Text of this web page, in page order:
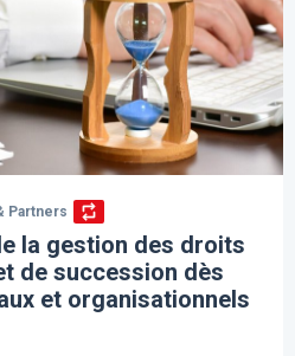
Partners
la gestion des droits
de succession dès
et organisationnels